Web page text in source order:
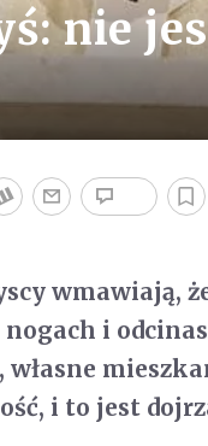
nie
wmawiają,
nogach i
własne
i to jest